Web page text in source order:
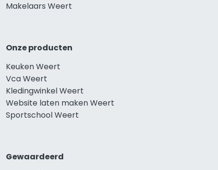
Makelaars Weert
Onze producten
Keuken Weert
Vca Weert
Kledingwinkel Weert
Website laten maken Weert
Sportschool Weert
Gewaardeerd